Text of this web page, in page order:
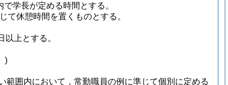
学長が定める時間とする。
休憩時間を置くものとする。
上とする。
)
範囲内において，常勤職員の例に準じて個別に定める